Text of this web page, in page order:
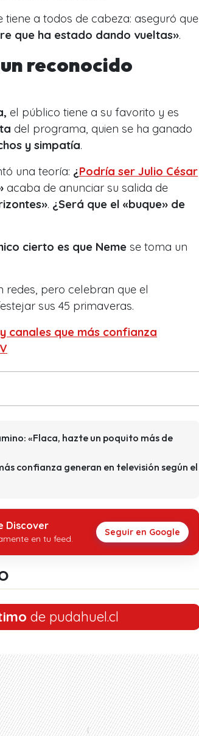
tiene a todos de cabeza: aseguró que
que ha estado dando vueltas».
reconocido
el público tiene a su favorito y es
del programa, quien se ha ganado
y simpatía.
una teoría: ¿Podría ser Julio César
acaba de anunciar su salida de
. ¿Será que el «buque» de
cierto es que Neme se toma un
redes, pero celebran que el
sus 45 primaveras.
canales que más confianza
«Flaca, hazte un poquito más de
confianza generan en televisión según el
Discover
en tu feed.
Seguir en Google
de pudahuel.cl